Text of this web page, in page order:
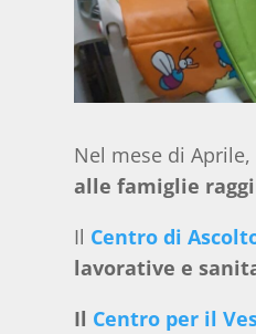
Nel mese di Aprile,
alle famiglie
Il Centro di
lavorative e
Il Centro per il